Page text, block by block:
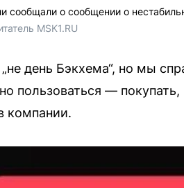
сообщали о сообщении о
MSK1.RU
день Бэкхема“, но мы
пользоваться —
компании.